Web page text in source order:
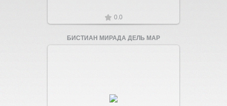
0.0
БИСТИАН МИРАДА ДЕЛЬ МАР
Увеличить